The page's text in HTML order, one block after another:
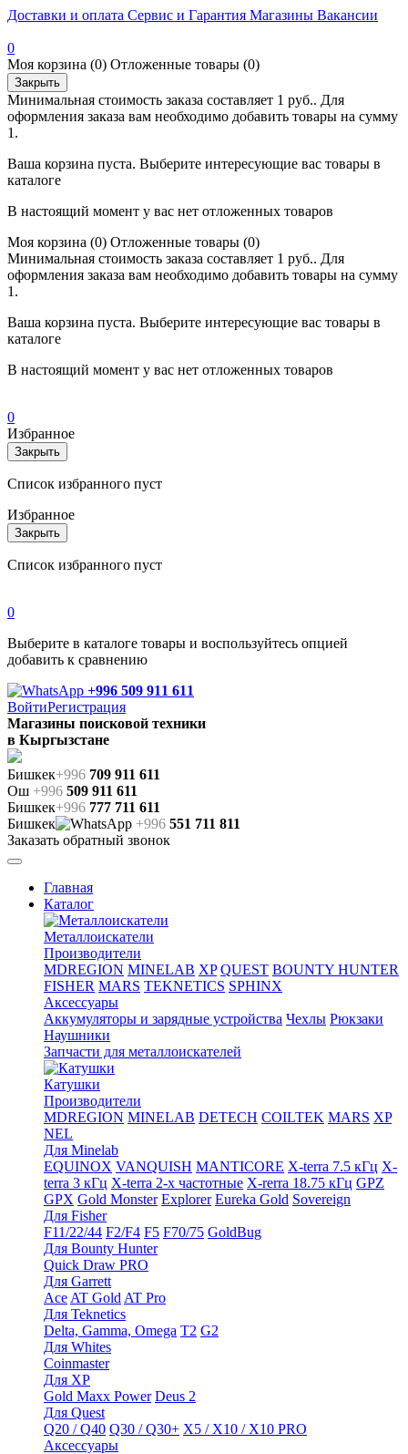
Доставки и оплата Сервис и Гарантия Магазины Вакансии
0
Моя корзина (0) Отложенные товары (0)
Закрыть
Минимальная стоимость заказа составляет 1 руб.. Для
оформления заказа вам необходимо добавить товары на сумму
1.
Ваша корзина пуста. Выберите интересующие вас товары в
каталоге
В настоящий момент у вас нет отложенных товаров
Моя корзина (0) Отложенные товары (0)
Минимальная стоимость заказа составляет 1 руб.. Для
оформления заказа вам необходимо добавить товары на сумму
1.
Ваша корзина пуста. Выберите интересующие вас товары в
каталоге
В настоящий момент у вас нет отложенных товаров
0
Избранное
Закрыть
Список избранного пуст
Избранное
Закрыть
Список избранного пуст
0
Выберите в каталоге товары и воспользуйтесь опцией
добавить к сравнению
+996 509 911 611
ВойтиРегистрация
Магазины поисковой техники
в Кыргызстане
Бишкек+996 709 911 611
Ош +996 509 911 611
Бишкек+996 777 711 611
Бишкек
+996 551 711 811
Заказать обратный звонок
Главная
Каталог
Металлоискатели
Производители
MDREGION MINELAB XP QUEST BOUNTY HUNTER
FISHER MARS TEKNETICS SPHINX
Аксессуары
Аккумуляторы и зарядные устройства Чехлы Рюкзаки
Наушники
Запчасти для металлоискателей
Катушки
Производители
MDREGION MINELAB DETECH COILTEK MARS XP
NEL
Для Minelab
EQUINOX VANQUISH MANTICORE X-terra 7.5 кГц X-
terra 3 кГц X-terra 2-х частотные X-rerra 18.75 кГц GPZ
GPX Gold Monster Explorer Eureka Gold Sovereign
Для Fisher
F11/22/44 F2/F4 F5 F70/75 GoldBug
Для Bounty Hunter
Quick Draw PRO
Для Garrett
Ace AT Gold AT Pro
Для Teknetics
Delta, Gamma, Omega Т2 G2
Для Whites
Coinmaster
Для XP
Gold Maxx Power Deus 2
Для Quest
Q20 / Q40 Q30 / Q30+ X5 / X10 / X10 PRO
Аксессуары